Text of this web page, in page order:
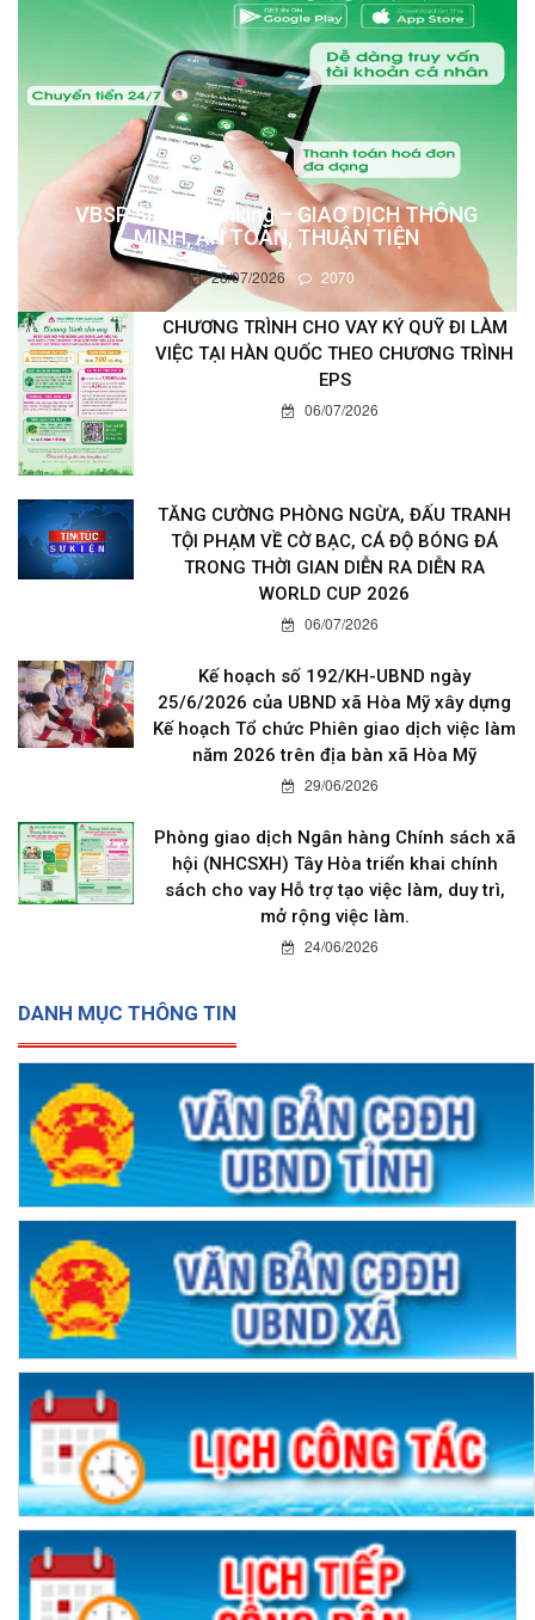
VBSP Smart Banking – GIAO DỊCH THÔNG
MINH, AN TOÀN, THUẬN TIỆN
28/07/2026 2070
CHƯƠNG TRÌNH CHO VAY KÝ QUỸ ĐI LÀM
VIỆC TẠI HÀN QUỐC THEO CHƯƠNG TRÌNH
EPS
06/07/2026
TĂNG CƯỜNG PHÒNG NGỪA, ĐẤU TRANH
TỘI PHẠM VỀ CỜ BẠC, CÁ ĐỘ BÓNG ĐÁ
TRONG THỜI GIAN DIỄN RA DIỄN RA
WORLD CUP 2026
06/07/2026
Kế hoạch số 192/KH-UBND ngày
25/6/2026 của UBND xã Hòa Mỹ xây dựng
Kế hoạch Tổ chức Phiên giao dịch việc làm
năm 2026 trên địa bàn xã Hòa Mỹ
29/06/2026
Phòng giao dịch Ngân hàng Chính sách xã
hội (NHCSXH) Tây Hòa triển khai chính
sách cho vay Hỗ trợ tạo việc làm, duy trì,
mở rộng việc làm.
24/06/2026
DANH MỤC THÔNG TIN